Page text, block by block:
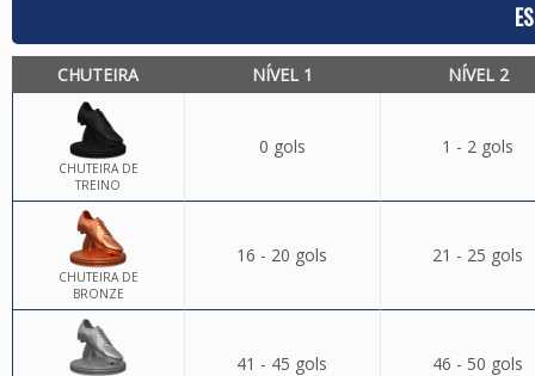
CHUTEIRA NÍVEL 1 NÍVEL 2
CHUTEIRA DE
TREINO
0 gols 1 - 2 gols
CHUTEIRA DE
BRONZE
16 - 20 gols 21 - 25 gols
41 - 45 gols 46 - 50 gols